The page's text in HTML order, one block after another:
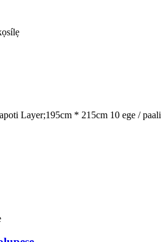
Layer;195cm * 215cm 10 ege / paali